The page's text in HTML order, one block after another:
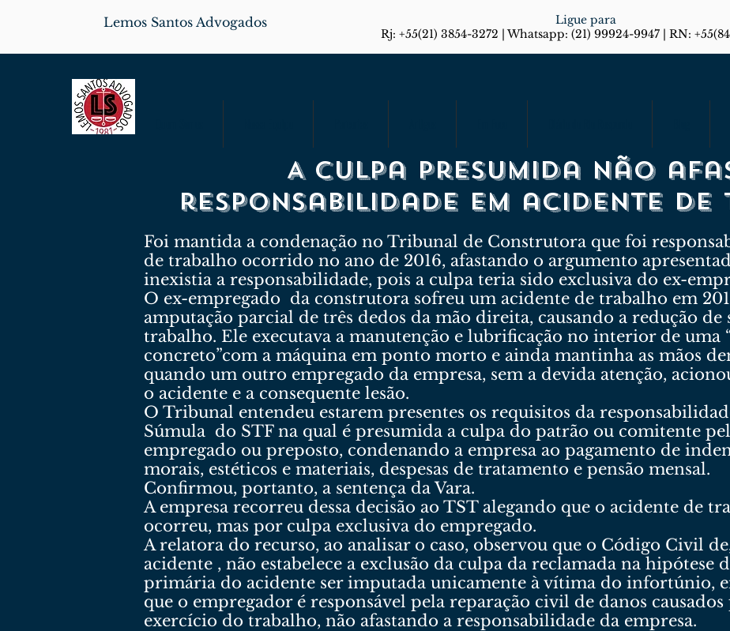
Ligue para
Rj: +55(21) 3854-3272 | Whatsapp: (21) 99924-9947 | RN:
Lemos Santos Advogados
A Culpa presumida não
responsabilidade em acidente
Foi mantida a condenação no Tribunal de Construtora que foi
de trabalho ocorrido no ano de 2016, afastando o argumento
inexistia a responsabilidade, pois a culpa teria sido exclusiva do ex-
O ex-empregado da construtora sofreu um acidente de trabalho em
amputação parcial de três dedos da mão direita, causando a redução de
trabalho. Ele executava a manutenção e lubrificação no interior de uma
concreto”com a máquina em ponto morto e ainda mantinha as mãos
quando um outro empregado da empresa, sem a devida atenção,
o acidente e a consequente lesão.
O Tribunal entendeu estarem presentes os requisitos da
Súmula do STF na qual é presumida a culpa do patrão ou comitente
empregado ou preposto, condenando a empresa ao pagamento de
morais, estéticos e materiais, despesas de tratamento e pensão mensal.
Confirmou, portanto, a sentença da Vara.
A empresa recorreu dessa decisão ao TST alegando que o acidente de
ocorreu, mas por culpa exclusiva do empregado.
A relatora do recurso, ao analisar o caso, observou que o Código Civil
acidente , não estabelece a exclusão da culpa da reclamada na hipótese
primária do acidente ser imputada unicamente à vítima do infortúnio,
que o empregador é responsável pela reparação civil de danos
exercício do trabalho, não afastando a responsabilidade da empresa.